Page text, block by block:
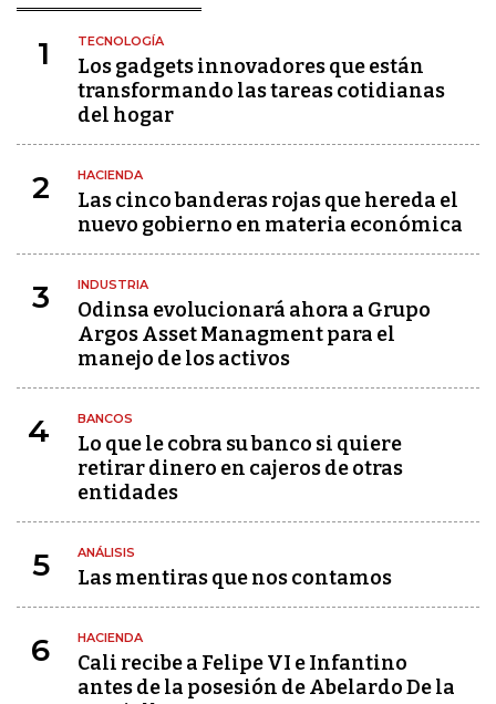
1 TECNOLOGÍA
Los gadgets innovadores que están
transformando las tareas cotidianas
del hogar
2 HACIENDA
Las cinco banderas rojas que hereda el
nuevo gobierno en materia económica
3 INDUSTRIA
Odinsa evolucionará ahora a Grupo
Argos Asset Managment para el
manejo de los activos
4 BANCOS
Lo que le cobra su banco si quiere
retirar dinero en cajeros de otras
entidades
5 ANÁLISIS
Las mentiras que nos contamos
6 HACIENDA
Cali recibe a Felipe VI e Infantino
antes de la posesión de Abelardo De la